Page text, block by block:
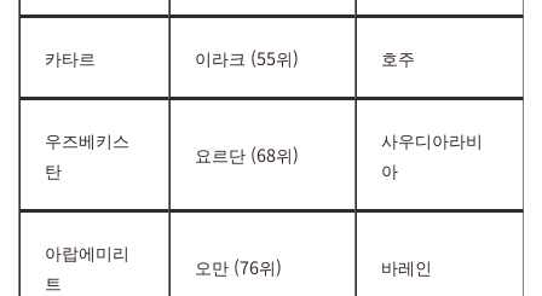
카타르 이라크 (55위) 호주
우즈베키스
탄
요르단 (68위)
사우디아라비
아
아랍에미리
트
오만 (76위) 바레인